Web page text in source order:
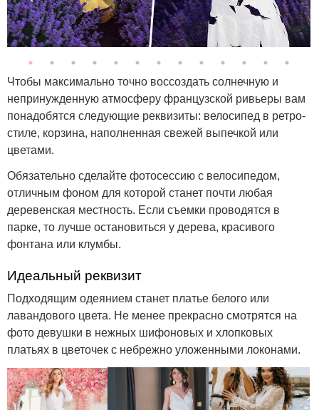
Чтобы максимально точно воссоздать солнечную и
непринужденную атмосферу французской ривьеры вам
понадобятся следующие реквизиты: велосипед в ретро-
стиле, корзина, наполненная свежей выпечкой или
цветами.
Обязательно сделайте фотосессию с велосипедом,
отличным фоном для которой станет почти любая
деревенская местность. Если съемки проводятся в
парке, то лучше остановиться у дерева, красивого
фонтана или клумбы.
Идеальный реквизит
Подходящим одеянием станет платье белого или
лавандового цвета. Не менее прекрасно смотрятся на
фото девушки в нежных шифоновых и хлопковых
платьях в цветочек с небрежно уложенными локонами.